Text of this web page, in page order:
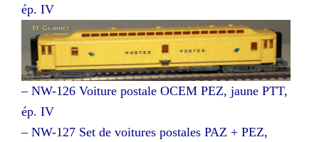
ép. IV
– NW-126 Voiture postale OCEM PEZ, jaune PTT,
ép. IV
– NW-127 Set de voitures postales PAZ + PEZ,